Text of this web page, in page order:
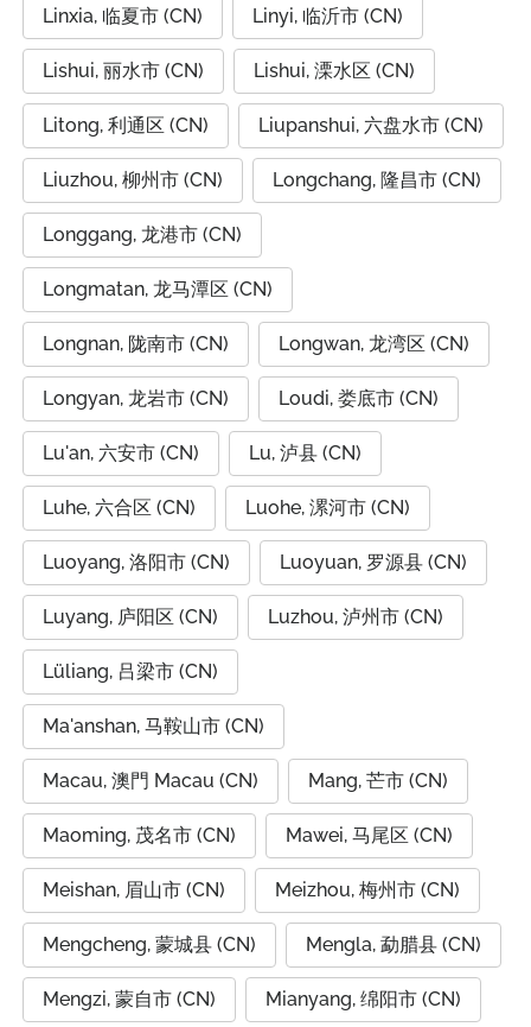
Linxia, 临夏市 (CN) Linyi, 临沂市 (CN)
Lishui, 丽水市 (CN) Lishui, 溧水区 (CN)
Litong, 利通区 (CN) Liupanshui, 六盘水市 (CN)
Liuzhou, 柳州市 (CN) Longchang, 隆昌市 (CN)
Longgang, 龙港市 (CN)
Longmatan, 龙马潭区 (CN)
Longnan, 陇南市 (CN) Longwan, 龙湾区 (CN)
Longyan, 龙岩市 (CN) Loudi, 娄底市 (CN)
Lu'an, 六安市 (CN) Lu, 泸县 (CN)
Luhe, 六合区 (CN) Luohe, 漯河市 (CN)
Luoyang, 洛阳市 (CN) Luoyuan, 罗源县 (CN)
Luyang, 庐阳区 (CN) Luzhou, 泸州市 (CN)
Lüliang, 吕梁市 (CN)
Ma'anshan, 马鞍山市 (CN)
Macau, 澳門 Macau (CN) Mang, 芒市 (CN)
Maoming, 茂名市 (CN) Mawei, 马尾区 (CN)
Meishan, 眉山市 (CN) Meizhou, 梅州市 (CN)
Mengcheng, 蒙城县 (CN) Mengla, 勐腊县 (CN)
Mengzi, 蒙自市 (CN) Mianyang, 绵阳市 (CN)